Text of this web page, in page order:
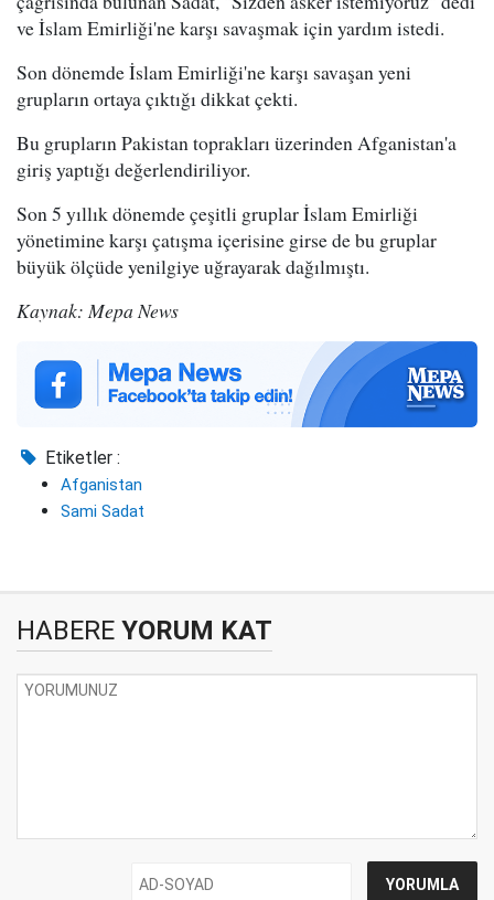
ve İslam Emirliği'ne karşı savaşmak için yardım istedi.
Son dönemde İslam Emirliği'ne karşı savaşan yeni
grupların ortaya çıktığı dikkat çekti.
Bu grupların Pakistan toprakları üzerinden Afganistan'a
giriş yaptığı değerlendiriliyor.
Son 5 yıllık dönemde çeşitli gruplar İslam Emirliği
yönetimine karşı çatışma içerisine girse de bu gruplar
büyük ölçüde yenilgiye uğrayarak dağılmıştı.
Kaynak: Mepa News
Etiketler :
Afganistan
Sami Sadat
HABERE YORUM KAT